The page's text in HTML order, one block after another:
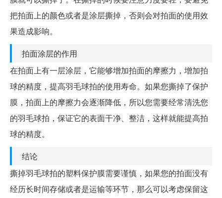
把拍面上的颜色或者是涂层撕掉，否则会对拍面的使用效
果造成影响。
拍面涂层的作用
在拍面上有一层涂层，它能够增加拍面的摩擦力，增加拍
球的精度，提高羽毛球拍的使用寿命。如果您撕掉了保护
膜，拍面上的摩擦力会逐渐降低，所以您需要经常清洗您
的羽毛球拍，保证它的表面干净、整洁，这样就能提高拍
球的精度。
结论
撕掉羽毛球拍的塑料保护膜需要谨慎，如果您的拍面没有
经历长时间存储或者是运输等环节，那么可以考虑保留这